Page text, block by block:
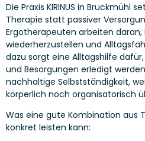
Die Praxis KIRINUS in Bruckmühl
Therapie statt passiver
Ergotherapeuten arbeiten daran,
wiederherzustellen und
dazu sorgt eine Alltagshilfe
und Besorgungen erledigt
nachhaltige Selbstständigkeit,
körperlich noch organisatorisch
Was eine gute Kombination aus
konkret leisten kann: